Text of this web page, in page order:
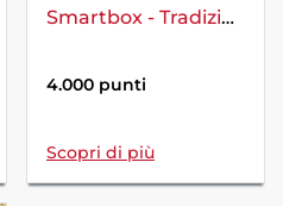
Smartbox - Tradizioni d'Italia: 1 notte e corso di cucina
4.000 punti
Scopri di più